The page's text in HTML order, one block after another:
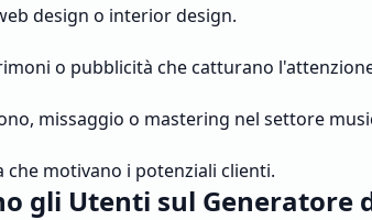
design o interior design.
o pubblicità che catturano
missaggio o mastering nel settore
motivano i potenziali clienti.
gli Utenti sul Generatore